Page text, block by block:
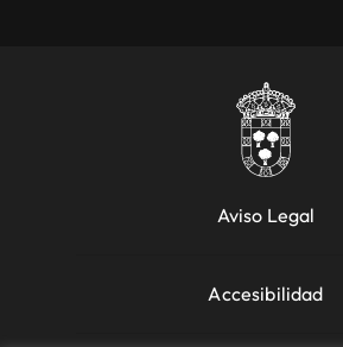
Aviso Legal
Accesibilidad